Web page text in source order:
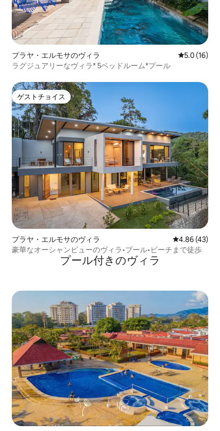
プラヤ・エルモサのヴィラ レビュー16
5.0 (16)
ラグジュアリーなヴィラ* 5ベッドルーム*プール
ゲストチョイス
ゲストチョイス
プラヤ・エルモサのヴィラ レビュー43
4.86 (43)
豪華なオーシャンビューのヴィラ•プール•ビーチまで徒歩
プール付きのヴィラ